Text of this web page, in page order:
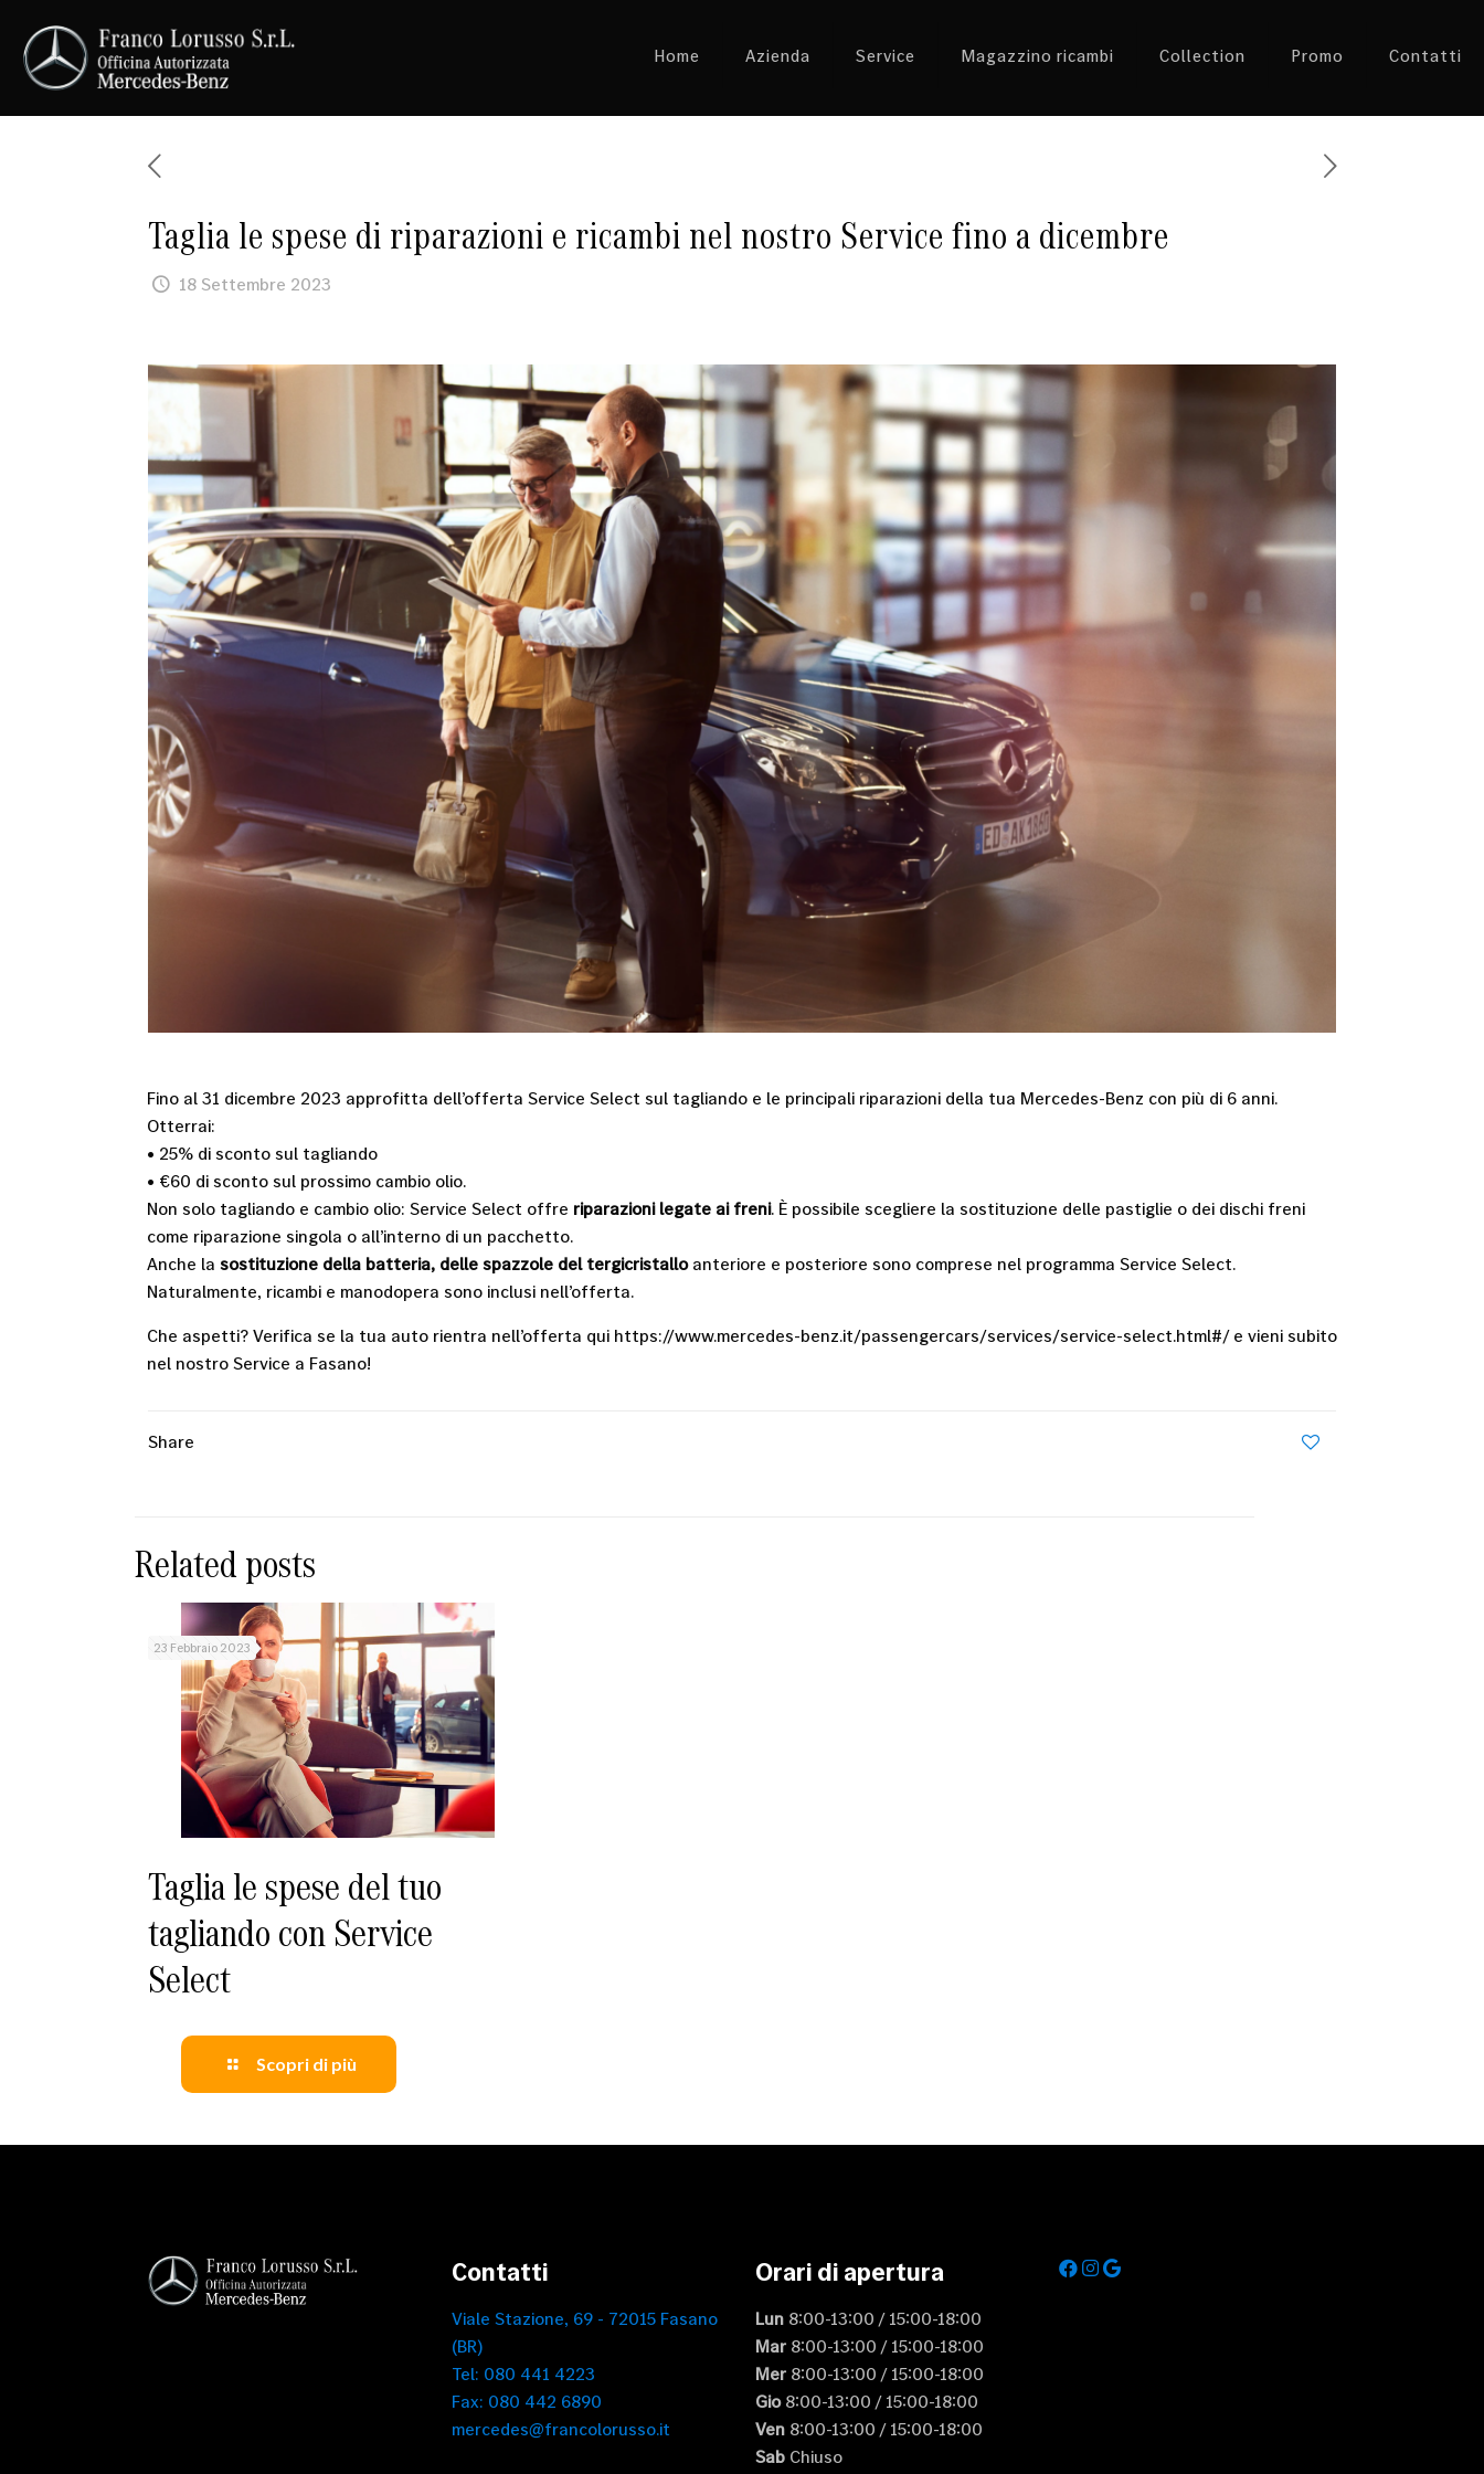
Home Azienda Service Magazzino ricambi Collection Promo Contatti
Taglia le spese di riparazioni e ricambi nel nostro Service fino a dicembre
18 Settembre 2023
Fino al 31 dicembre 2023 approfitta dell’offerta Service Select sul tagliando e le principali riparazioni della tua Mercedes-Benz con più di 6 anni.
Otterrai:
• 25% di sconto sul tagliando
• €60 di sconto sul prossimo cambio olio.
Non solo tagliando e cambio olio: Service Select offre riparazioni legate ai freni. È possibile scegliere la sostituzione delle pastiglie o dei dischi freni
come riparazione singola o all’interno di un pacchetto.
Anche la sostituzione della batteria, delle spazzole del tergicristalloanteriore e posteriore sono comprese nel programma Service Select.
Naturalmente, ricambi e manodopera sono inclusi nell’offerta.
Che aspetti? Verifica se la tua auto rientra nell’offerta qui https://www.mercedes-benz.it/passengercars/services/service-select.html#/ e vieni subito
nel nostro Service a Fasano!
Share
Related posts
23 Febbraio 2023
Taglia le spese del tuo
tagliando con Service
Select
Scopri di più
Contatti
Viale Stazione, 69 - 72015 Fasano
(BR)
Tel: 080 441 4223
Fax: 080 442 6890
mercedes@francolorusso.it
Orari di apertura
Lun 8:00-13:00 / 15:00-18:00
Mar 8:00-13:00 / 15:00-18:00
Mer 8:00-13:00 / 15:00-18:00
Gio8:00-13:00 / 15:00-18:00
Ven 8:00-13:00 / 15:00-18:00
Sab Chiuso